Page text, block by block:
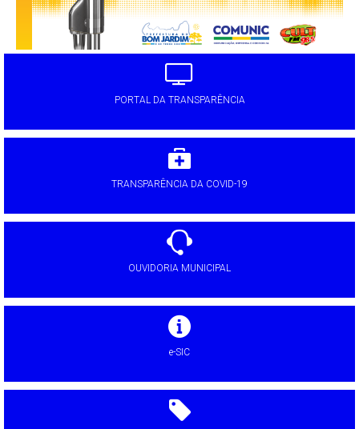
PORTAL DA TRANSPARÊNCIA
TRANSPARÊNCIA DA COVID-19
OUVIDORIA MUNICIPAL
e-SIC